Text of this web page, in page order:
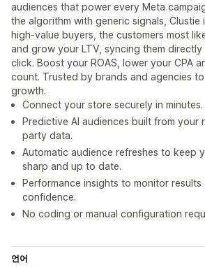
audiences that power every Meta
the algorithm with generic signals,
high-value buyers, the customers most
and grow your LTV, syncing them
click. Boost your ROAS, lower your CPA
count. Trusted by brands and agencies
growth.
Connect your store securely in minutes.
Predictive AI audiences built from your
party data.
Automatic audience refreshes to keep
sharp and up to date.
Performance insights to monitor results
confidence.
No coding or manual configuration
언어